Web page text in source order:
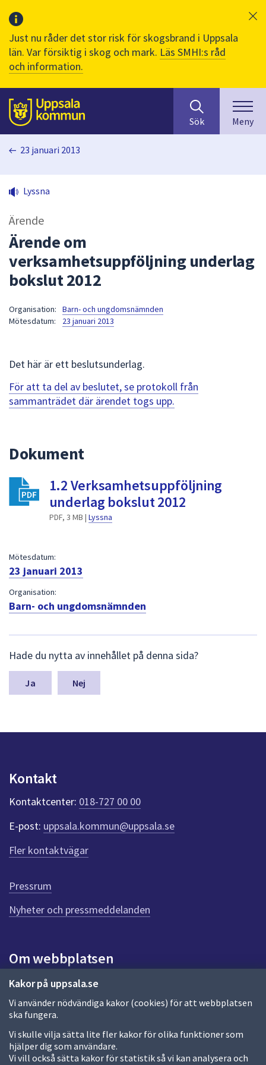
Just nu råder det stor risk för skogsbrand i Uppsala
län. Var försiktig i skog och mark. Läs SMHI:s råd
och information.
Till sidans
huvudinnehåll
efter
innehåll
på
sökförslag
att
navigera
mellan
att
välja
något
Sök Meny
Kakor på uppsala.se
Vi använder nödvändiga kakor (cookies) för att webbplatsen
ska fungera.
Vi skulle vilja sätta lite fler kakor för olika funktioner som
hjälper dig som användare.
Vi vill också sätta kakor för statistik så vi kan analysera och
23 januari 2013
Lyssna
Ärende
Ärende om
verksamhetsuppföljning underlag
bokslut 2012
Organisation:
Barn- och ungdomsnämnden
Mötesdatum:
23 januari 2013
Det här är ett beslutsunderlag.
För att ta del av beslutet, se protokoll från
sammanträdet där ärendet togs upp.
Dokument
1.2 Verksamhetsuppföljning
underlag bokslut 2012
PDF, 3 MB | Lyssna
Mötesdatum:
23 januari 2013
Organisation:
Barn- och ungdomsnämnden
ä
m
a
n
k
t
e
r
f
ö
r
e
n
n
a
d
a
Hade du nytta av innehållet på denna sida?
Nej
Kontakt
Kontaktcenter: 018-727 00 00
E-post: uppsala.kommun@uppsala.se
Fler kontaktvägar
Pressrum
Nyheter och pressmeddelanden
Om webbplatsen
Om webbplatsen
Allmänna handlingar och diarium
Behandling av personuppgifter
Kakor